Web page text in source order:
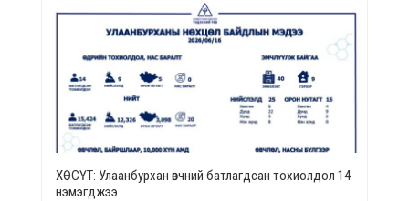
ХӨСҮТ: Улаанбурхан өвчний батлагдсан тохиолдол 14
нэмэгджээ